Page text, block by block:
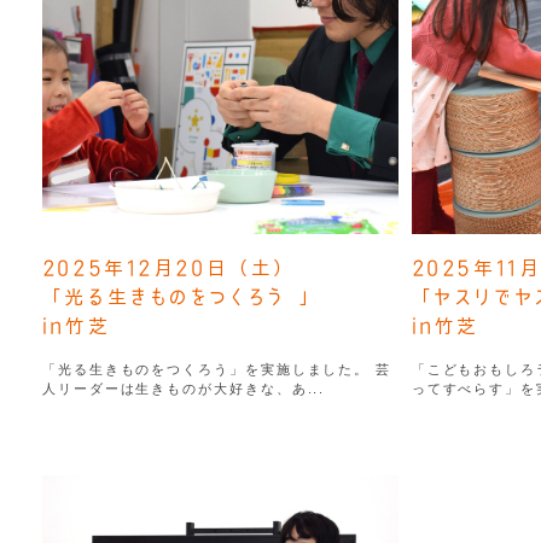
2025年12月20日（土）
「光る生きものをつくろう 」
in竹芝
「光る生きものをつくろう」を実施しました。 芸
人リーダーは生きものが大好きな、あ...
2025年11
「ヤスリで
in竹芝
「こどもおもし
ってすべらす」